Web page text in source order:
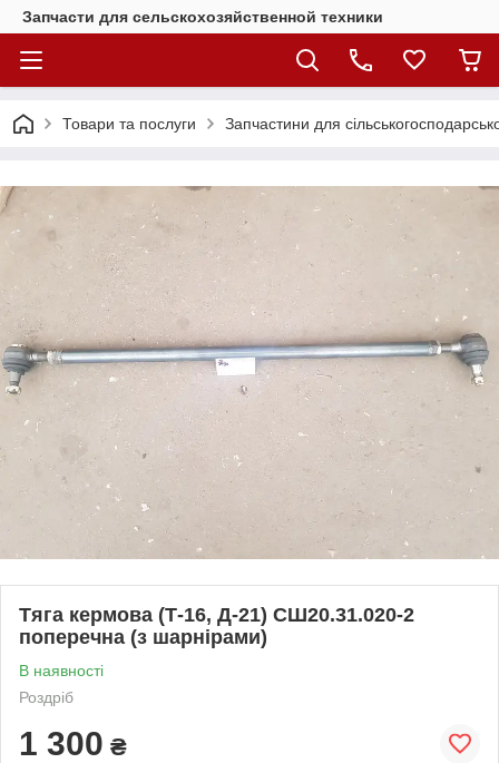
Запчасти для сельскохозяйственной техники
Товари та послуги Запчастини для
Тяга кермова (Т-16, Д-21) СШ20.31.020-2
поперечна (з шарнірами)
В наявності
Роздріб
1 300 ₴